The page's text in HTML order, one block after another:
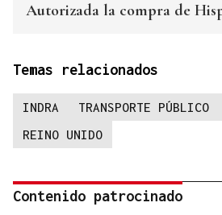
Autorizada la compra de
Temas relacionados
INDRA TRANSPORTE PÚBLICO
REINO UNIDO
Contenido patrocinado